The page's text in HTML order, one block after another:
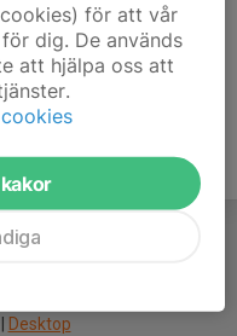
Desktop
för att vår
dig. De används
att hjälpa oss att